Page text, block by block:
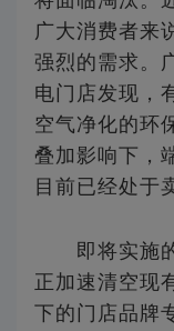
广大消费者来
强烈的需求。
电门店发现，
空气净化的环
叠加影响下，
目前已经处于
即将实施的
正加速清空现
下的门店品牌